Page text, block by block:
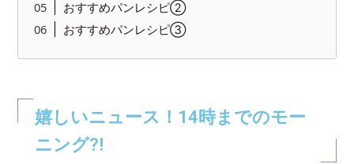
おすすめパンレシピ②
おすすめパンレシピ③
嬉しいニュース！14時までのモー
ニング?!